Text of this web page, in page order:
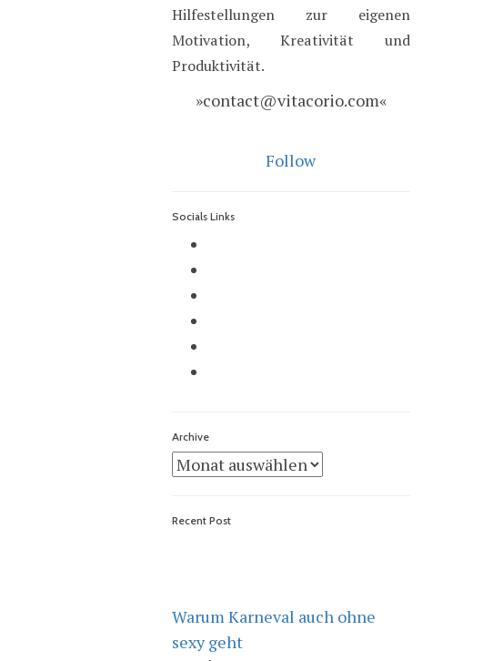
Hilfestellungen zur eigenen
Motivation, Kreativität und
Produktivität.
»contact@vitacorio.com«
Follow
Socials Links
Archive
Archive
Recent Post
Warum Karneval auch ohne
sexy geht